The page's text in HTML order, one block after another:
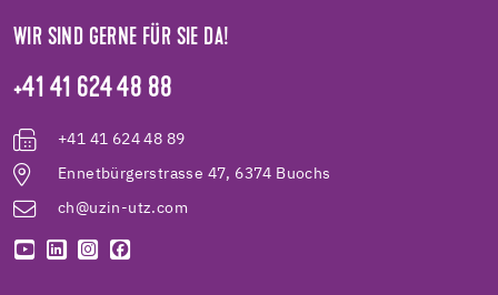
WIR SIND GERNE FÜR SIE DA!
+41 41 624 48 88
+41 41 624 48 89
Ennetbürgerstrasse 47, 6374 Buochs
ch@uzin-utz.com